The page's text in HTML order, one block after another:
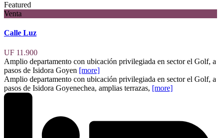
Featured
Venta
Calle Luz
UF 11.900
Amplio departamento con ubicación privilegiada en sector el Golf, a
pasos de Isidora Goyen [more]
Amplio departamento con ubicación privilegiada en sector el Golf, a
pasos de Isidora Goyenechea, amplias terrazas, [more]